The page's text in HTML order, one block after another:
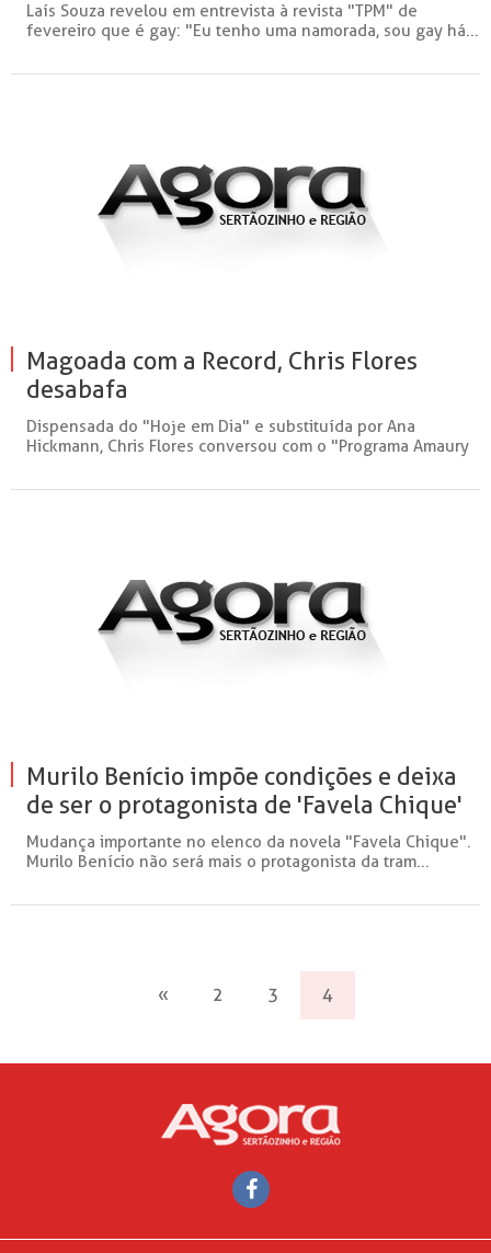
Laís Souza revelou em entrevista à revista "TPM" de
fevereiro que é gay: "Eu tenho uma namorada, sou gay há...
Magoada com a Record, Chris Flores
desabafa
Dispensada do "Hoje em Dia" e substituída por Ana
Hickmann, Chris Flores conversou com o "Programa Amaury
Murilo Benício impõe condições e deixa
de ser o protagonista de 'Favela Chique'
Mudança importante no elenco da novela "Favela Chique".
Murilo Benício não será mais o protagonista da tram...
« 2 3 4